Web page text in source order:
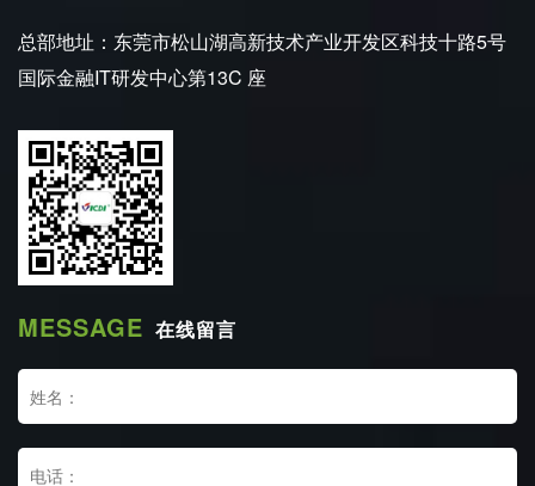
总部地址：东莞市松山湖高新技术产业开发区科技十路5号
国际金融IT研发中心第13C 座
MESSAGE 在线留言